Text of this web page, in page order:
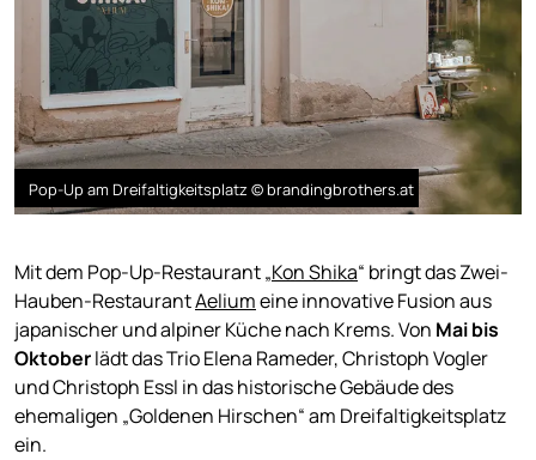
Pop-Up am Dreifaltigkeitsplatz © brandingbrothers.at
Mit dem Pop-Up-Restaurant „Kon Shika“ bringt das Zwei-
Hauben-RestaurantAeliumeine innovative Fusion aus
japanischer und alpiner Küche nach Krems. Von Mai bis
Oktoberlädt das Trio Elena Rameder, Christoph Vogler
und Christoph Essl in das historische Gebäude des
ehemaligen „Goldenen Hirschen“ am Dreifaltigkeitsplatz
ein.